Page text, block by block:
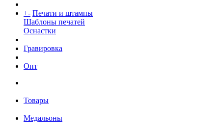
+- Печати и штампы
Шаблоны печатей
Оснастки
Гравировка
Опт
Товары
Медальоны